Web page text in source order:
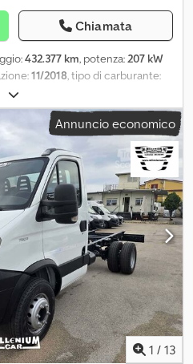
Chiamata
432.377 km, potenza:207 kW
11/2018, tipo di carburante:
, peso massimo di carico:
degli assi:2 assi,
, cabina di guida:cabina
, classe di emissione:Euro
di posti:2, Equipaggiamento:
del differenziale, chiusura
controllo della velocità di
immatricolazione camion,
Carrier Supra 1250,
kg | Sospensione a balestre e
multifunzione, climatizzatore,
radio/CD | Dimensioni vano
m | Salvo errori, omissioni e
Afvsrf
Annuncio economico
1 / 13